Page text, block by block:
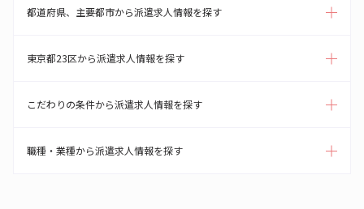
都道府県、主要都市から派遣求人情報を探す
東京都23区から派遣求人情報を探す
こだわりの条件から派遣求人情報を探す
職種・業種から派遣求人情報を探す